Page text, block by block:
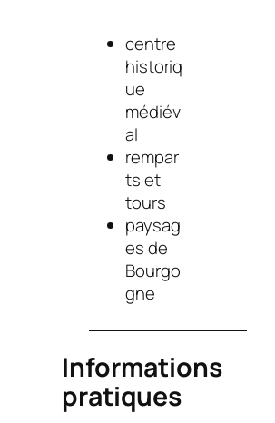
centre
historiq
ue
médiév
al
rempar
ts et
tours
paysag
es de
Bourgo
gne
Informations
pratiques